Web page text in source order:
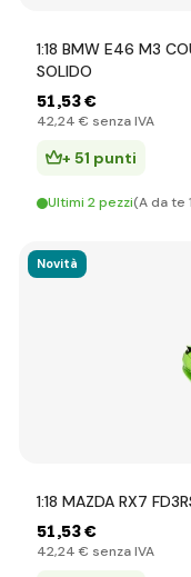
1:18 BMW E46 M3
SOLIDO
51,53 €
42,24 € senza IVA
+ 51 punti
Ultimi 2 pezzi(A da te
Novità
1:18 MAZDA RX7
51,53 €
42,24 € senza IVA